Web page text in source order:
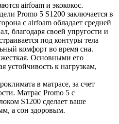
airfoam и экококос.
Promo 5 S1200 заключается в
с airfoam обладает средней
благодаря своей упругости и
под контуры тела
комфорт во время сна.
жесткая. Основными его
устойчивость к нагрузкам,
в матрасе, за счет
Матрас Promo 5 с
S1200 сделает ваше
а сон здоровым.